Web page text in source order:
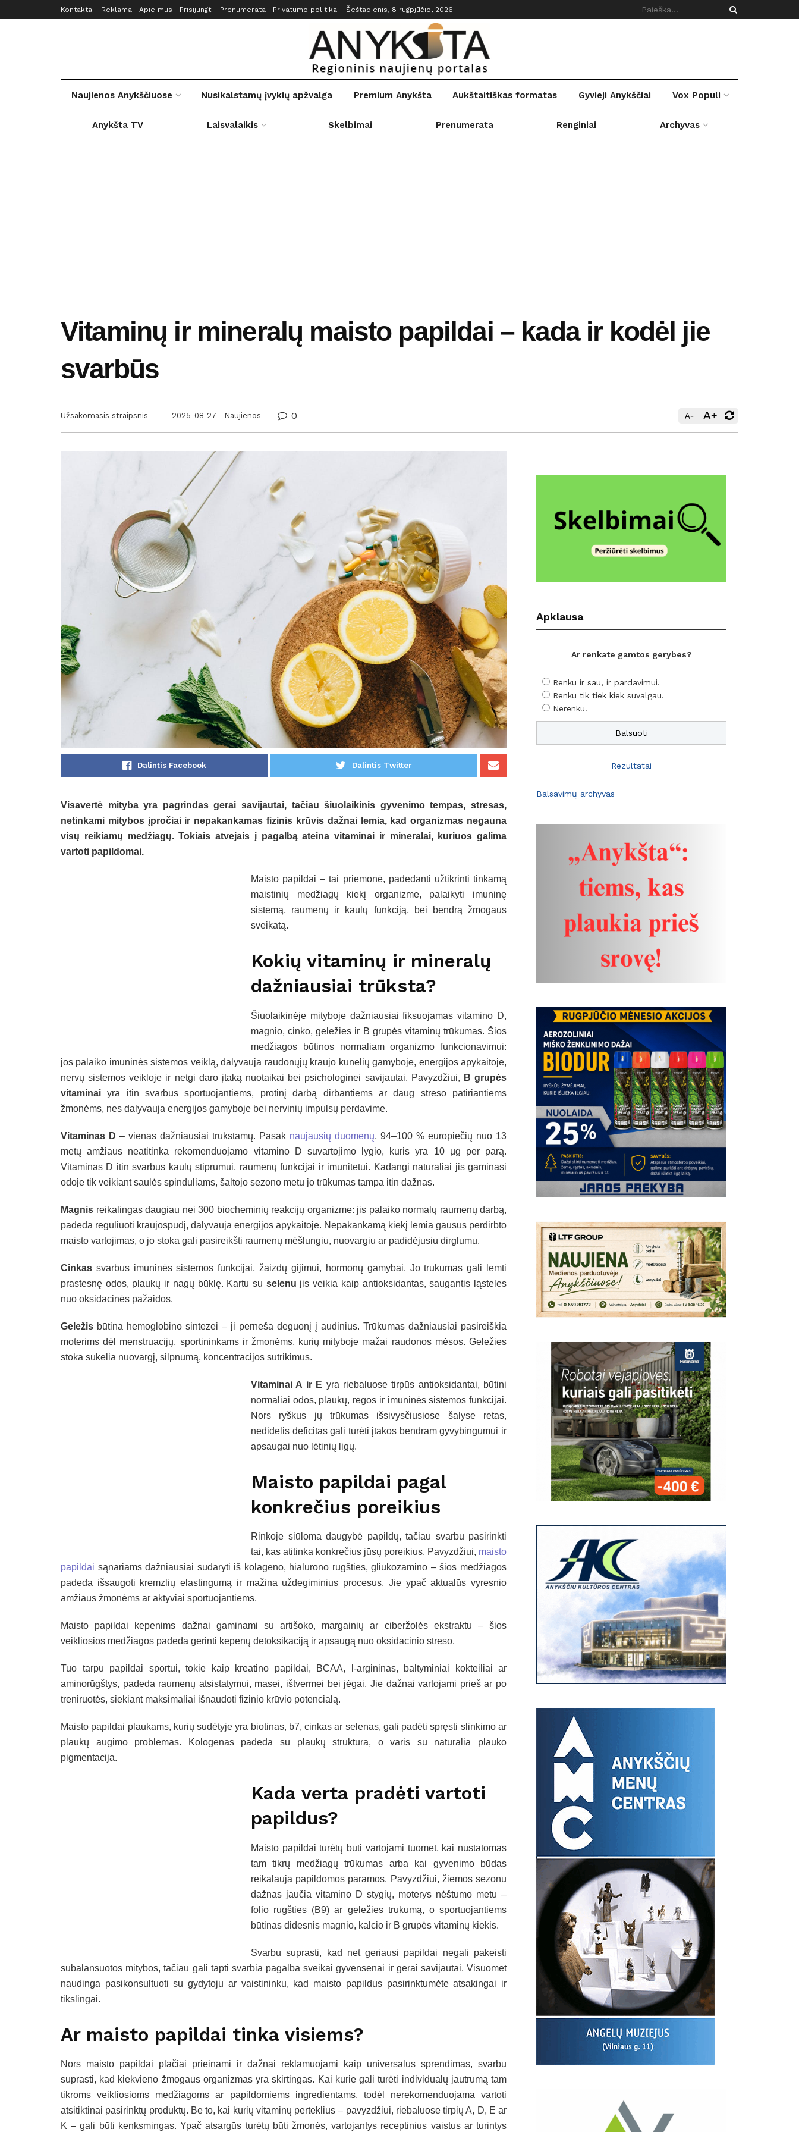
Kontaktai Reklama Apie mus Prisijungti Prenumerata Privatumo politika Šeštadienis, 8 rugpjūčio, 2026
Naujienos Anykščiuose Nusikalstamų įvykių apžvalga Premium Anykšta Aukštaitiškas formatas Gyvieji Anykščiai Vox Populi
Anykšta TV Laisvalaikis Skelbimai Prenumerata Renginiai Archyvas
Vitaminų ir mineralų maisto papildai – kada ir kodėl jie
svarbūs
Užsakomasis straipsnis 2025-08-27 Naujienos 0 A- A+
Dalintis Facebook Dalintis Twitter
Visavertė mityba yra pagrindas gerai savijautai, tačiau šiuolaikinis gyvenimo tempas, stresas,
netinkami mitybos įpročiai ir nepakankamas fizinis krūvis dažnai lemia, kad organizmas negauna
visų reikiamų medžiagų. Tokiais atvejais į pagalbą ateina vitaminai ir mineralai, kuriuos galima
vartoti papildomai.
Maisto papildai – tai priemonė, padedanti užtikrinti tinkamą
maistinių medžiagų kiekį organizme, palaikyti imuninę
sistemą, raumenų ir kaulų funkciją, bei bendrą žmogaus
sveikatą.
Kokių vitaminų ir mineralų
dažniausiai trūksta?
Šiuolaikinėje mityboje dažniausiai fiksuojamas vitamino D,
magnio, cinko, geležies ir B grupės vitaminų trūkumas. Šios
medžiagos būtinos normaliam organizmo funkcionavimui:
jos palaiko imuninės sistemos veiklą, dalyvauja raudonųjų kraujo kūnelių gamyboje, energijos apykaitoje,
nervų sistemos veikloje ir netgi daro įtaką nuotaikai bei psichologinei savijautai. Pavyzdžiui, B grupės
vitaminai yra itin svarbūs sportuojantiems, protinį darbą dirbantiems ar daug streso patiriantiems
žmonėms, nes dalyvauja energijos gamyboje bei nervinių impulsų perdavime.
Vitaminas D – vienas dažniausiai trūkstamų. Pasak naujausių duomenų, 94–100 % europiečių nuo 13
metų amžiaus neatitinka rekomenduojamo vitamino D suvartojimo lygio, kuris yra 10 µg per parą.
Vitaminas D itin svarbus kaulų stiprumui, raumenų funkcijai ir imunitetui. Kadangi natūraliai jis gaminasi
odoje tik veikiant saulės spinduliams, šaltojo sezono metu jo trūkumas tampa itin dažnas.
Magnis reikalingas daugiau nei 300 biocheminių reakcijų organizme: jis palaiko normalų raumenų darbą,
padeda reguliuoti kraujospūdį, dalyvauja energijos apykaitoje. Nepakankamą kiekį lemia gausus perdirbto
maisto vartojimas, o jo stoka gali pasireikšti raumenų mėšlungiu, nuovargiu ar padidėjusiu dirglumu.
Cinkas svarbus imuninės sistemos funkcijai, žaizdų gijimui, hormonų gamybai. Jo trūkumas gali lemti
prastesnę odos, plaukų ir nagų būklę. Kartu su selenu jis veikia kaip antioksidantas, saugantis ląsteles
nuo oksidacinės pažaidos.
Geležis būtina hemoglobino sintezei – ji perneša deguonį į audinius. Trūkumas dažniausiai pasireiškia
moterims dėl menstruacijų, sportininkams ir žmonėms, kurių mityboje mažai raudonos mėsos. Geležies
stoka sukelia nuovargį, silpnumą, koncentracijos sutrikimus.
Vitaminai A ir E yra riebaluose tirpūs antioksidantai, būtini
normaliai odos, plaukų, regos ir imuninės sistemos funkcijai.
Nors ryškus jų trūkumas išsivysčiusiose šalyse retas,
nedidelis deficitas gali turėti įtakos bendram gyvybingumui ir
apsaugai nuo lėtinių ligų.
Maisto papildai pagal
konkrečius poreikius
Rinkoje siūloma daugybė papildų, tačiau svarbu pasirinkti
tai, kas atitinka konkrečius jūsų poreikius. Pavyzdžiui, maisto
papildai sąnariams dažniausiai sudaryti iš kolageno, hialurono rūgšties, gliukozamino – šios medžiagos
padeda išsaugoti kremzlių elastingumą ir mažina uždegiminius procesus. Jie ypač aktualūs vyresnio
amžiaus žmonėms ar aktyviai sportuojantiems.
Maisto papildai kepenims dažnai gaminami su artišoko, margainių ar ciberžolės ekstraktu – šios
veikliosios medžiagos padeda gerinti kepenų detoksikaciją ir apsaugą nuo oksidacinio streso.
Tuo tarpu papildai sportui, tokie kaip kreatino papildai, BCAA, l-argininas, baltyminiai kokteiliai ar
aminorūgštys, padeda raumenų atsistatymui, masei, ištvermei bei jėgai. Jie dažnai vartojami prieš ar po
treniruotės, siekiant maksimaliai išnaudoti fizinio krūvio potencialą.
Maisto papildai plaukams, kurių sudėtyje yra biotinas, b7, cinkas ar selenas, gali padėti spręsti slinkimo ar
plaukų augimo problemas. Kologenas padeda su plaukų struktūra, o varis su natūralia plauko
pigmentacija.
Kada verta pradėti vartoti
papildus?
Maisto papildai turėtų būti vartojami tuomet, kai nustatomas
tam tikrų medžiagų trūkumas arba kai gyvenimo būdas
reikalauja papildomos paramos. Pavyzdžiui, žiemos sezonu
dažnas jaučia vitamino D stygių, moterys nėštumo metu –
folio rūgšties (B9) ar geležies trūkumą, o sportuojantiems
būtinas didesnis magnio, kalcio ir B grupės vitaminų kiekis.
Svarbu suprasti, kad net geriausi papildai negali pakeisti
subalansuotos mitybos, tačiau gali tapti svarbia pagalba sveikai gyvensenai ir gerai savijautai. Visuomet
naudinga pasikonsultuoti su gydytoju ar vaistininku, kad maisto papildus pasirinktumėte atsakingai ir
tikslingai.
Ar maisto papildai tinka visiems?
Nors maisto papildai plačiai prieinami ir dažnai reklamuojami kaip universalus sprendimas, svarbu
suprasti, kad kiekvieno žmogaus organizmas yra skirtingas. Kai kurie gali turėti individualų jautrumą tam
tikroms veikliosioms medžiagoms ar papildomiems ingredientams, todėl nerekomenduojama vartoti
atsitiktinai pasirinktų produktų. Be to, kai kurių vitaminų perteklius – pavyzdžiui, riebaluose tirpių A, D, E ar
K – gali būti kenksmingas. Ypač atsargūs turėtų būti žmonės, vartojantys receptinius vaistus ar turintys
Apklausa
Ar renkate gamtos gerybes?
Renku ir sau, ir pardavimui.
Renku tik tiek kiek suvalgau.
Nerenku.
Rezultatai
Balsavimų archyvas